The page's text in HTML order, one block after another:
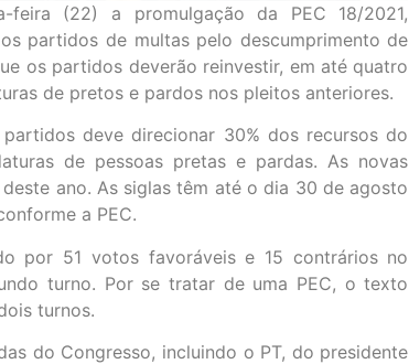
feira (22) a promulgação da PEC 18/2021,
partidos de multas pelo descumprimento de
os partidos deverão reinvestir, em até quatro
de pretos e pardos nos pleitos anteriores.
deve direcionar 30% dos recursos do
de pessoas pretas e pardas. As novas
ano. As siglas têm até o dia 30 de agosto
a PEC.
por 51 votos favoráveis e 15 contrários no
turno. Por se tratar de uma PEC, o texto
turnos.
do Congresso, incluindo o PT, do presidente